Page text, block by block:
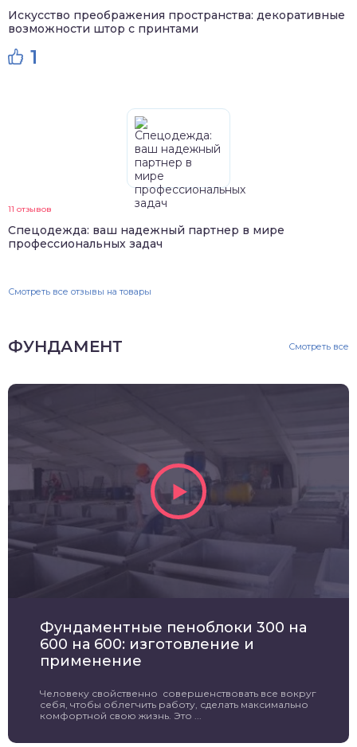
Искусство преображения пространства: декоративные
возможности штор с принтами
1
11 отзывов
Спецодежда: ваш надежный партнер в мире
профессиональных задач
Смотреть все отзывы на товары
ФУНДАМЕНТ Смотреть все
Фундаментные пеноблоки 300 на
600 на 600: изготовление и
применение
Человеку свойственно совершенствовать все вокруг
себя, чтобы облегчить работу, сделать максимально
комфортной свою жизнь. Это ...